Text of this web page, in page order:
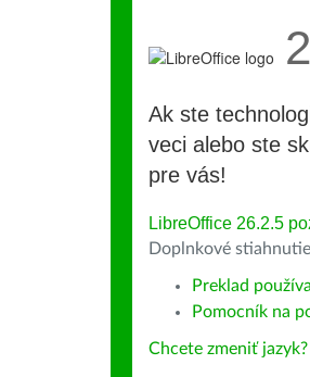
Ak ste
veci alebo ste
pre vás!
LibreOffice 26.2.5
Doplnkové
Preklad
Pomocník na
Chcete zmeniť jazyk?